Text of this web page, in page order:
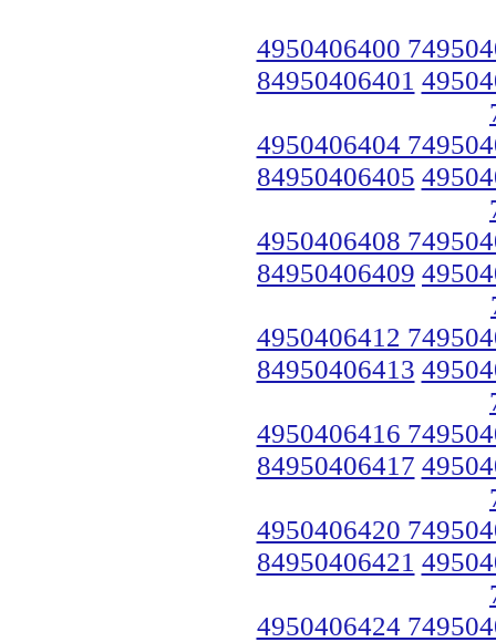
4950406400
84950406401
4950406404
84950406405
4950406408
84950406409
4950406412
84950406413
4950406416
84950406417
4950406420
84950406421
4950406424